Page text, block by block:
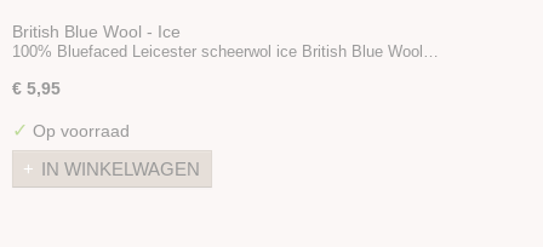
British Blue Wool - Ice
100% Bluefaced Leicester scheerwol ice British Blue Wool…
€ 5,95
✓ Op voorraad
IN WINKELWAGEN